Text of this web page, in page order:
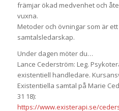
främjar ökad medvenhet och
vuxna.
Metoder och övningar som är
samtalsledarskap.
Under dagen möter du…
Lance Cederström: Leg.
existentiell handledare.
Existentiella samtal på Marie
31 18):
https://www.existerapi.se/